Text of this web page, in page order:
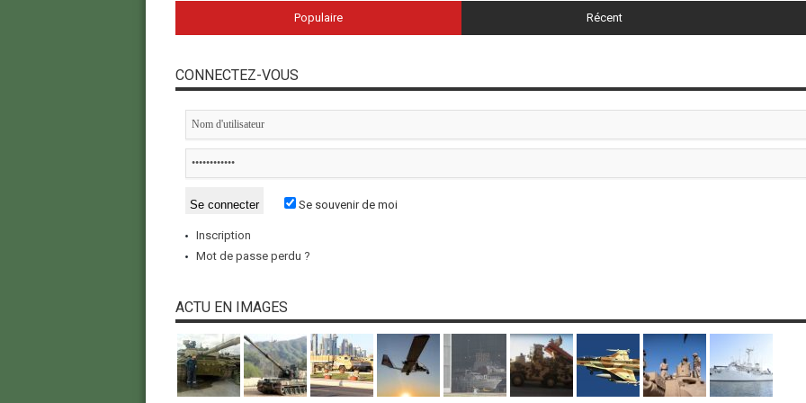
Populaire Récent
CONNECTEZ-VOUS
Se souvenir de moi
Inscription
Mot de passe perdu ?
ACTU EN IMAGES